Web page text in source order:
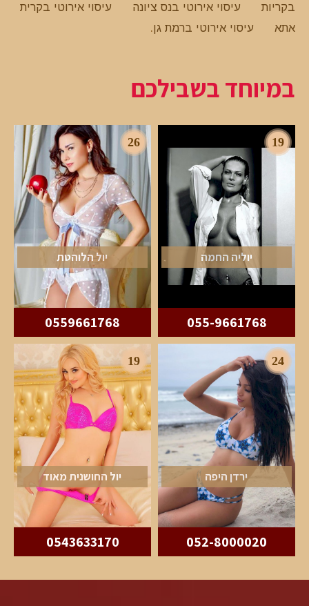
בקריות
עיסוי אירוטי בנס ציונה
עיסוי אירוטי בקרית
אתא
עיסוי אירוטי ברמת גן.
במיוחד בשבילכם
19
יוליה החמה
055-9661768
26
יול הלוהטת
0559661768
24
ירדן היפה
052-8000020
19
יול החושנית מאוד
0543633170